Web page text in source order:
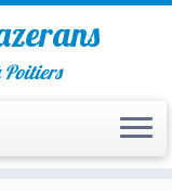
Poitiers